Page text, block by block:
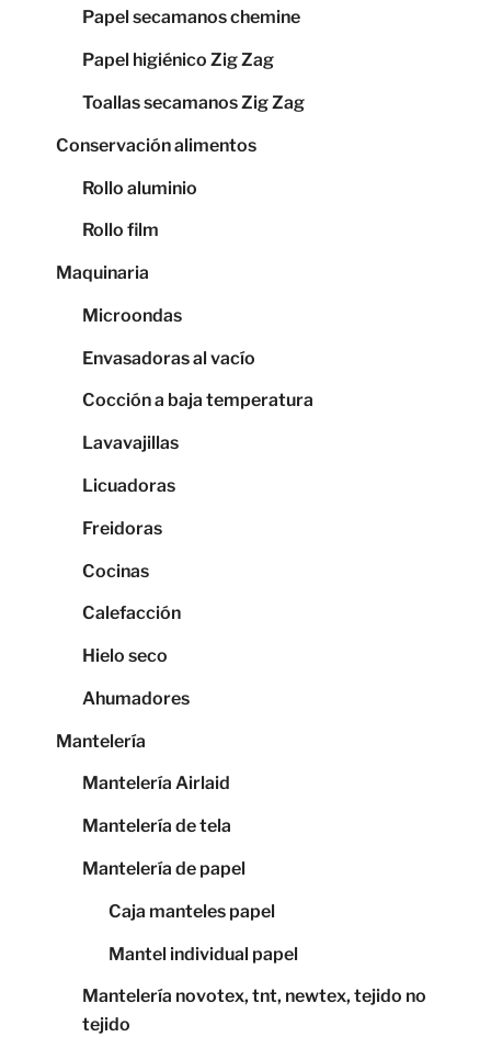
Papel secamanos chemine
Papel higiénico Zig Zag
Toallas secamanos Zig Zag
Conservación alimentos
Rollo aluminio
Rollo film
Maquinaria
Microondas
Envasadoras al vacío
Cocción a baja temperatura
Lavavajillas
Licuadoras
Freidoras
Cocinas
Calefacción
Hielo seco
Ahumadores
Mantelería
Mantelería Airlaid
Mantelería de tela
Mantelería de papel
Caja manteles papel
Mantel individual papel
Mantelería novotex, tnt, newtex, tejido no
tejido